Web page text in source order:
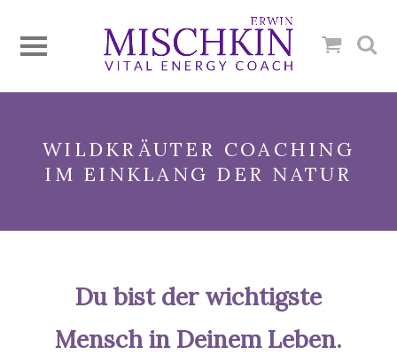
WILDKRÄUTER COACHING
IM EINKLANG DER NATUR
Du bist der wichtigste
Mensch in Deinem Leben.